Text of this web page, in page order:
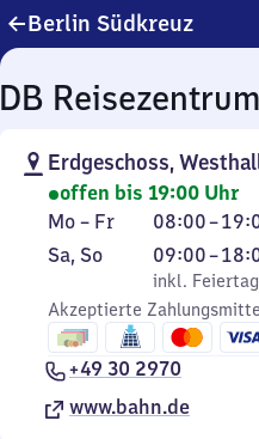
Berlin Südkreuz
Reisezentrum
Erdgeschoss,
offen bis 19:00 Uhr
Montag
bis
Mo – Fr 08:00–
Von
8
Uhr
bis
19
Uhr
Samstag
Sonntag
Sa, So,
inkl. Feiertage
09:00–
Von
9
Uhr
bis
18
Uhr
inkl.
Akzeptierte
+49 30 2970
www.bahn.de